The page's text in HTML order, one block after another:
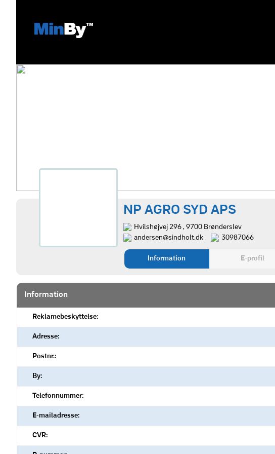
NP AGRO SYD APS
Hvilshøjvej 296 , 9700 Brønderslev
andersen@sindholt.dk
30987066
Information E-profil
Information
Reklamebeskyttelse:
Adresse:
Postnr.:
By:
Telefonnummer:
E-mailadresse:
CVR: